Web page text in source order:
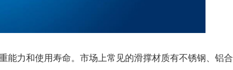
力和使用寿命。市场上常见的滑撑材质有不锈钢、铝合